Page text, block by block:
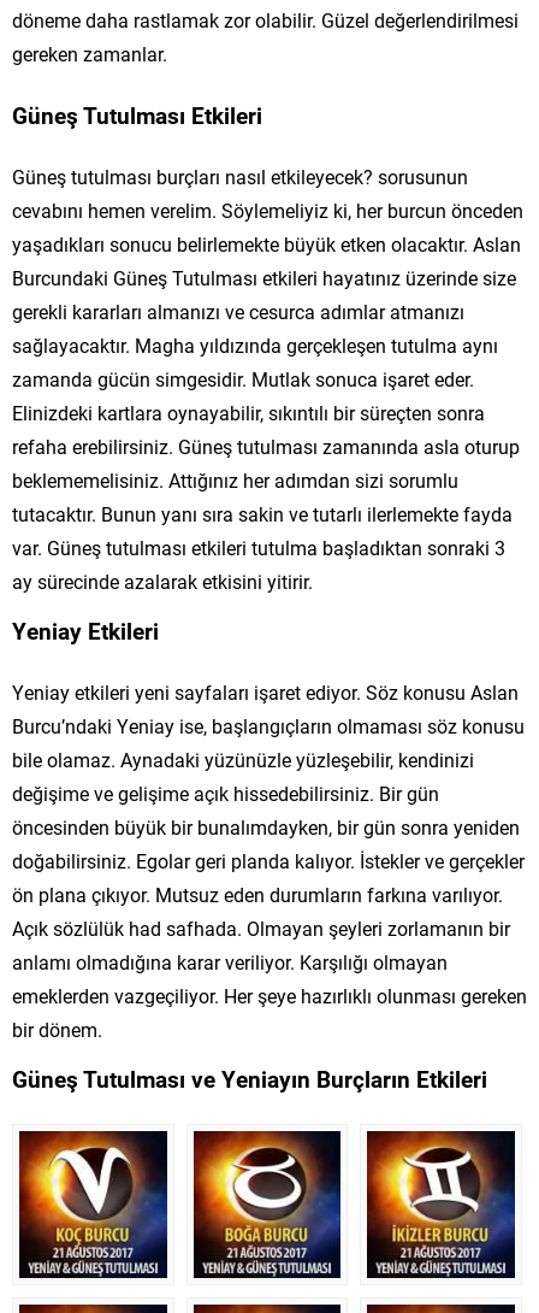
döneme daha rastlamak zor olabilir. Güzel değerlendirilmesi
gereken zamanlar.
Güneş Tutulması Etkileri
Güneş tutulması burçları nasıl etkileyecek? sorusunun
cevabını hemen verelim. Söylemeliyiz ki, her burcun önceden
yaşadıkları sonucu belirlemekte büyük etken olacaktır. Aslan
Burcundaki Güneş Tutulması etkileri hayatınız üzerinde size
gerekli kararları almanızı ve cesurca adımlar atmanızı
sağlayacaktır. Magha yıldızında gerçekleşen tutulma aynı
zamanda gücün simgesidir. Mutlak sonuca işaret eder.
Elinizdeki kartlara oynayabilir, sıkıntılı bir süreçten sonra
refaha erebilirsiniz. Güneş tutulması zamanında asla oturup
beklememelisiniz. Attığınız her adımdan sizi sorumlu
tutacaktır. Bunun yanı sıra sakin ve tutarlı ilerlemekte fayda
var. Güneş tutulması etkileri tutulma başladıktan sonraki 3
ay sürecinde azalarak etkisini yitirir.
Yeniay Etkileri
Yeniay etkileri yeni sayfaları işaret ediyor. Söz konusu Aslan
Burcu’ndaki Yeniay ise, başlangıçların olmaması söz konusu
bile olamaz. Aynadaki yüzünüzle yüzleşebilir, kendinizi
değişime ve gelişime açık hissedebilirsiniz. Bir gün
öncesinden büyük bir bunalımdayken, bir gün sonra yeniden
doğabilirsiniz. Egolar geri planda kalıyor. İstekler ve gerçekler
ön plana çıkıyor. Mutsuz eden durumların farkına varılıyor.
Açık sözlülük had safhada. Olmayan şeyleri zorlamanın bir
anlamı olmadığına karar veriliyor. Karşılığı olmayan
emeklerden vazgeçiliyor. Her şeye hazırlıklı olunması gereken
bir dönem.
Güneş Tutulması ve Yeniayın Burçların Etkileri